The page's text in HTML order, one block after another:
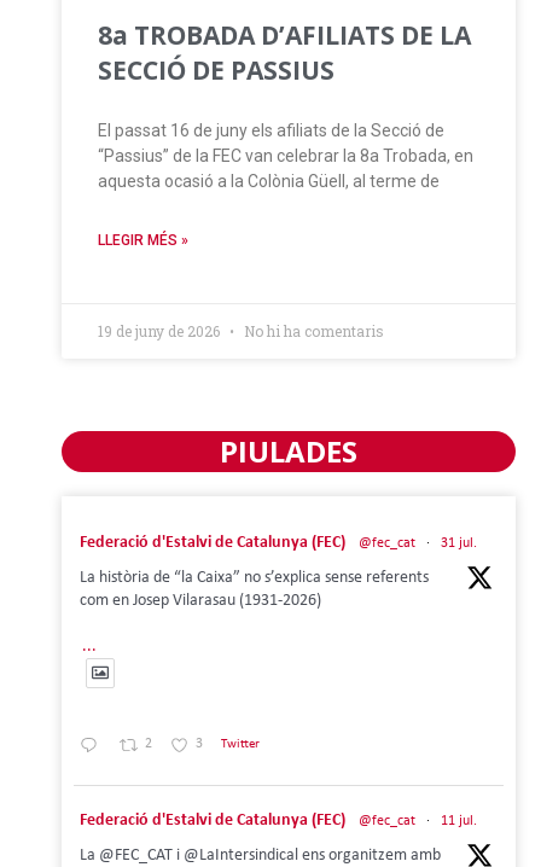
8a TROBADA D’AFILIATS DE LA
SECCIÓ DE PASSIUS
El passat 16 de juny els afiliats de la Secció de
“Passius” de la FEC van celebrar la 8a Trobada, en
aquesta ocasió a la Colònia Güell, al terme de
LLEGIR MÉS »
19 de juny de 2026 No hi ha comentaris
PIULADES
Federació d'Estalvi de Catalunya (FEC) @fec_cat · 31 jul.
La història de “la Caixa” no s’explica sense referents
com en Josep Vilarasau (1931-2026)
...
2 3 Twitter
Federació d'Estalvi de Catalunya (FEC) @fec_cat · 11 jul.
La @FEC_CAT i @LaIntersindical ens organitzem amb